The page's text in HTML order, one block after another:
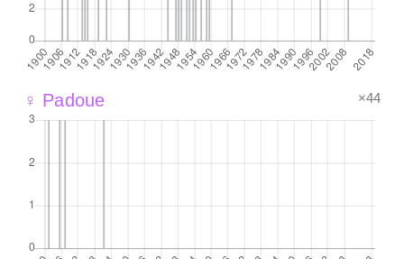
♀ Padoue ×44